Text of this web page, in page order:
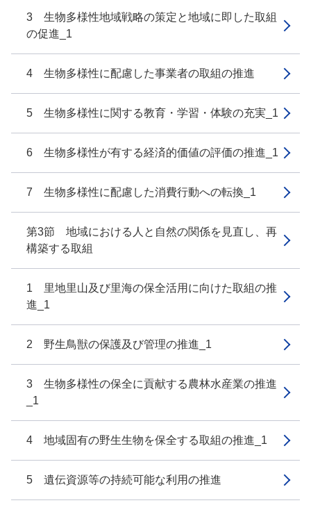
3 生物多様性地域戦略の策定と地域に即した取組
の促進_1
4 生物多様性に配慮した事業者の取組の推進
5 生物多様性に関する教育・学習・体験の充実_1
6 生物多様性が有する経済的価値の評価の推進_1
7 生物多様性に配慮した消費行動への転換_1
第3節 地域における人と自然の関係を見直し、再
構築する取組
1 里地里山及び里海の保全活用に向けた取組の推
進_1
2 野生鳥獣の保護及び管理の推進_1
3 生物多様性の保全に貢献する農林水産業の推進
_1
4 地域固有の野生生物を保全する取組の推進_1
5 遺伝資源等の持続可能な利用の推進